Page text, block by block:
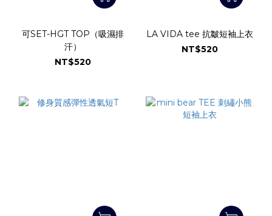
可SET-HGT TOP（吸濕排
汗）
NT$520
LA VIDA tee 抗皺短袖上衣
NT$520